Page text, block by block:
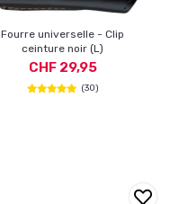
Fourre universelle - Clip
ceinture noir (L)
CHF 29,95
(30)